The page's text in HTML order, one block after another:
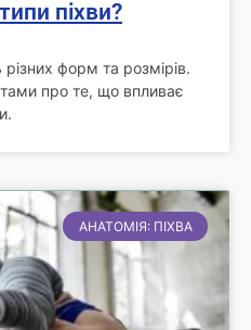
піхви?
форм та розмірів.
про те, що впливає
АНАТОМІЯ: ПІХВА